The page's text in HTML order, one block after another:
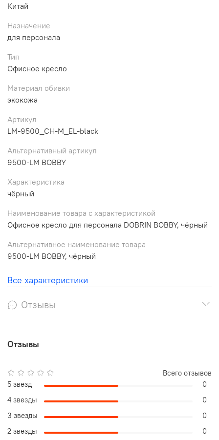
Китай
Назначение
для персонала
Тип
Офисное кресло
Материал обивки
экокожа
Артикул
LM-9500_CH-M_EL-black
Альтернативный артикул
9500-LM BOBBY
Характеристика
чёрный
Наименование товара с характеристикой
Офисное кресло для персонала DOBRIN BOBBY, чёрный
Альтернативное наименование товара
9500-LM BOBBY, чёрный
Все характеристики
Отзывы
Отзывы
Всего отзывов
5 звезд
0
4 звезды
0
3 звезды
0
2 звезды
0